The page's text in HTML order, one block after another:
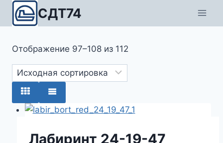
Перейти СДТ74
Отображение 97–108 из 112
Лабиринт 24-19-47